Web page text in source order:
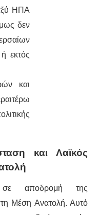
ΗΠΑ
δεν
εκτός
και
και Λαϊκός
αποδρομή της
Μέση Ανατολή. Αυτό